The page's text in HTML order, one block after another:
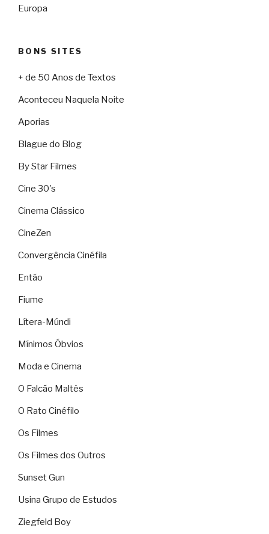
Europa
BONS SITES
+ de 50 Anos de Textos
Aconteceu Naquela Noite
Aporias
Blague do Blog
By Star Filmes
Cine 30's
Cinema Clássico
CineZen
Convergência Cinéfila
Então
Fiume
Lítera-Múndi
Mínimos Óbvios
Moda e Cinema
O Falcão Maltês
O Rato Cinéfilo
Os Filmes
Os Filmes dos Outros
Sunset Gun
Usina Grupo de Estudos
Ziegfeld Boy